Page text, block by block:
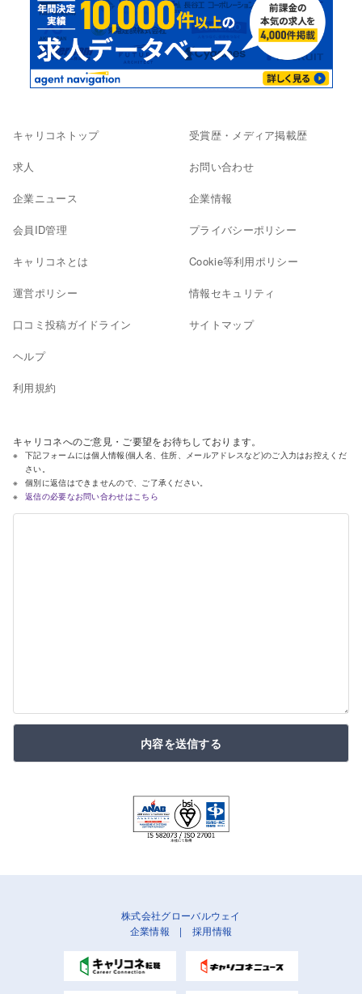
キャリコネトップ
求人
企業ニュース
会員ID管理
キャリコネとは
運営ポリシー
口コミ投稿ガイドライン
ヘルプ
利用規約
受賞歴・メディア掲載歴
お問い合わせ
企業情報
プライバシーポリシー
Cookie等利用ポリシー
情報セキュリティ
サイトマップ
キャリコネへのご意見・ご要望をお待ちしております。
下記フォームには個人情報(個人名、住所、メールアドレスなど)のご入力はお控えくだ
さい。
個別に返信はできませんので、ご了承ください。
返信の必要なお問い合わせはこちら
内容を送信する
株式会社グローバルウェイ
企業情報 | 採用情報